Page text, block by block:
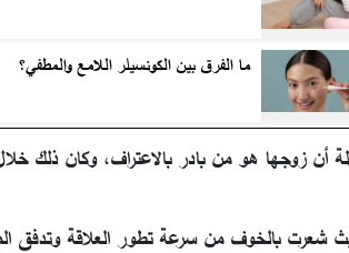
ما الفرق بين الكونسيلر اللامع والمطفي؟
زوجها هو من بادر بالاعتراف، وكان ذلك خلال
شعرت بالخوف من سرعة تطور العلاقة وتدفق